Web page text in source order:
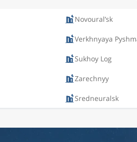
Novoural’sk
Verkhnyaya
Sukhoy Log
Zarechnyy
Sredneuralsk